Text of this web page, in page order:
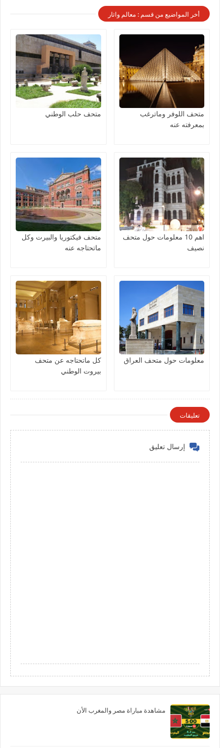
أخر المواضيع من قسم : معالم واثار
متحف اللوفر وماترغب
بمعرفته عنه
متحف حلب الوطني
اهم 10 معلومات حول متحف
نصيف
متحف فيكتوريا والبيرت وكل
ماتحتاجه عنه
معلومات حول متحف العراق
كل ماتحتاجه عن متحف
بيروت الوطني
تعليقات
إرسال تعليق
مشاهدة مباراة مصر والمغرب الأن